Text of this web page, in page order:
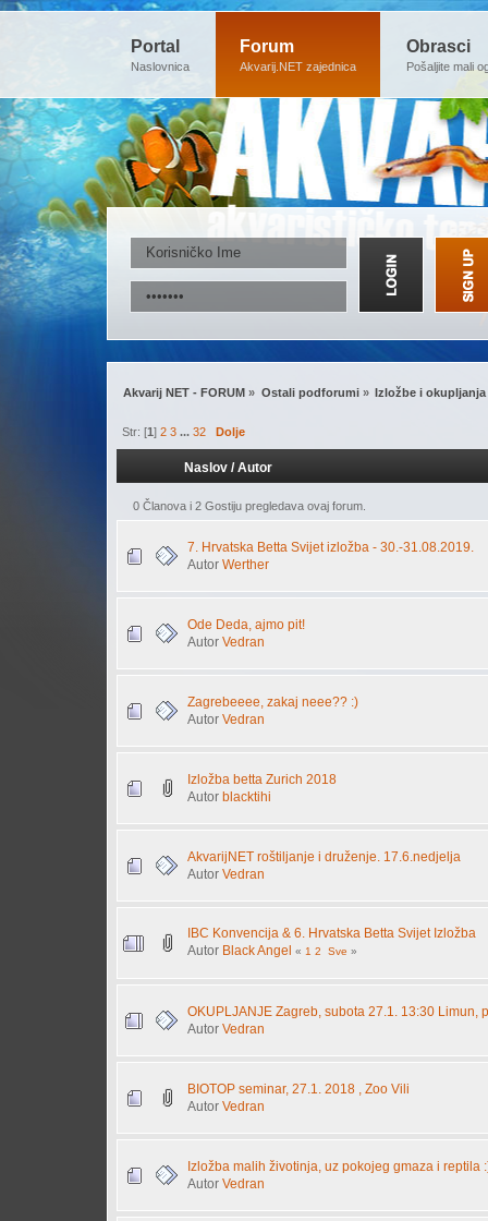
Portal
Naslovnica
Forum
Akvarij.NET zajednica
Obrasci
Pošaljite mali
Akvarij NET - FORUM » Ostali podforumi» Izložbe i okupljanja
Str: [1]2 3 ...32 Dolje
Naslov /Autor
0 Članova i 2 Gostiju pregledava ovaj forum.
7. Hrvatska Betta Svijet izložba - 30.-31.08.2019.
Autor Werther
Ode Deda, ajmo pit!
Autor Vedran
Zagrebeeee, zakaj neee?? :)
Autor Vedran
Izložba betta Zurich 2018
Autor blacktihi
AkvarijNET roštiljanje i druženje. 17.6.nedjelja
Autor Vedran
IBC Konvencija & 6. Hrvatska Betta Svijet Izložba
Autor Black Angel « 1 2 Sve »
OKUPLJANJE Zagreb, subota 27.1. 13:30 Limun,
Autor Vedran
BIOTOP seminar, 27.1. 2018 , Zoo Vili
Autor Vedran
Izložba malih životinja, uz pokojeg gmaza i reptila
Autor Vedran